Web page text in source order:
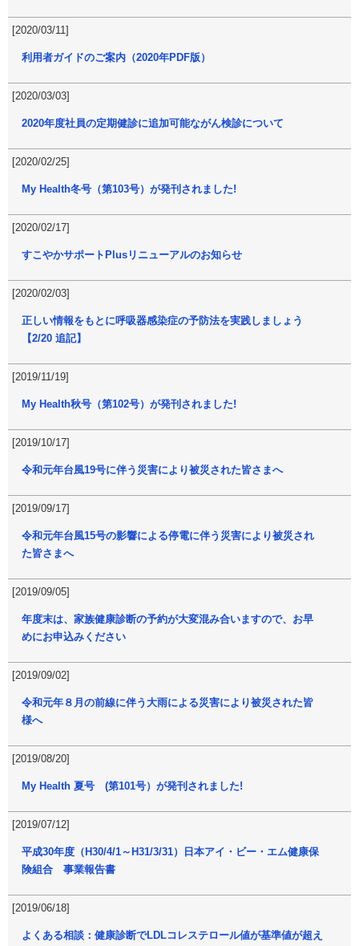
[2020/03/11]
利用者ガイドのご案内（2020年PDF版）
[2020/03/03]
2020年度社員の定期健診に追加可能ながん検診について
[2020/02/25]
My Health冬号（第103号）が発刊されました!
[2020/02/17]
すこやかサポートPlusリニューアルのお知らせ
[2020/02/03]
正しい情報をもとに呼吸器感染症の予防法を実践しましょう
【2/20 追記】
[2019/11/19]
My Health秋号（第102号）が発刊されました!
[2019/10/17]
令和元年台風19号に伴う災害により被災された皆さまへ
[2019/09/17]
令和元年台風15号の影響による停電に伴う災害により被災され
た皆さまへ
[2019/09/05]
年度末は、家族健康診断の予約が大変混み合いますので、お早
めにお申込みください
[2019/09/02]
令和元年８月の前線に伴う大雨による災害により被災された皆
様へ
[2019/08/20]
My Health 夏号 (第101号）が発刊されました!
[2019/07/12]
平成30年度（H30/4/1～H31/3/31）日本アイ・ビー・エム健康保
険組合 事業報告書
[2019/06/18]
よくある相談：健康診断でLDLコレステロール値が基準値が超え